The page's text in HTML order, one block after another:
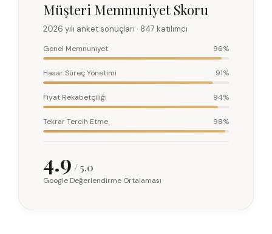
Müşteri Memnuniyet Skoru
2026 yılı anket sonuçları · 847 katılımcı
Genel Memnuniyet 96%
Hasar Süreç Yönetimi 91%
Fiyat Rekabetçiliği 94%
Tekrar Tercih Etme 98%
4.9 / 5.0
Google Değerlendirme Ortalaması